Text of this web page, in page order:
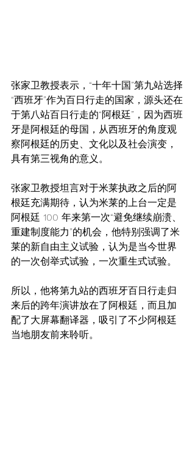
张家卫教授表示，“十年十国”第九站选择
“西班牙”作为百日行走的国家，源头还在
于第八站百日行走的“阿根廷”，因为西班
牙是阿根廷的母国，从西班牙的角度观
察阿根廷的历史、文化以及社会演变，
具有第三视角的意义。
张家卫教授坦言对于米莱执政之后的阿
根廷充满期待，认为米莱的上台一定是
阿根廷 100 年来第一次“避免继续崩溃、
重建制度能力”的机会，他特别强调了米
莱的新自由主义试验，认为是当今世界
的一次创举式试验，一次重生式试验。
所以，他将第九站的西班牙百日行走归
来后的跨年演讲放在了阿根廷，而且加
配了大屏幕翻译器，吸引了不少阿根廷
当地朋友前来聆听。